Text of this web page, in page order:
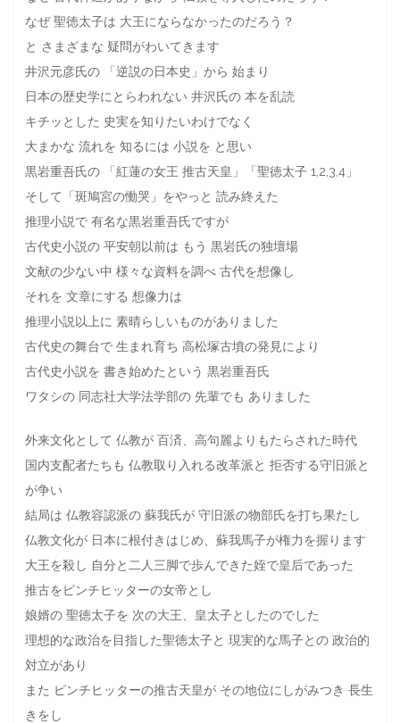
なぜ 聖徳太子は 大王にならなかったのだろう？
と さまざまな 疑問がわいてきます
井沢元彦氏の 「逆説の日本史」から 始まり
日本の歴史学にとらわれない 井沢氏の 本を乱読
キチッとした 史実を知りたいわけでなく
大まかな 流れを 知るには 小説を と思い
黒岩重吾氏の 「紅蓮の女王 推古天皇」「聖徳太子 1,2,3,4」
そして「斑鳩宮の慟哭」をやっと 読み終えた
推理小説で 有名な黒岩重吾氏ですが
古代史小説の 平安朝以前は もう 黒岩氏の独壇場
文献の少ない中 様々な資料を調べ 古代を想像し
それを 文章にする 想像力は
推理小説以上に 素晴らしいものがありました
古代史の舞台で 生まれ育ち 高松塚古墳の発見により
古代史小説を 書き始めたという 黒岩重吾氏
ワタシの 同志社大学法学部の 先輩でも ありました
外来文化として 仏教が 百済、高句麗よりもたらされた時代
国内支配者たちも 仏教取り入れる改革派と 拒否する守旧派と
が争い
結局は 仏教容認派の 蘇我氏が 守旧派の物部氏を打ち果たし
仏教文化が 日本に根付きはじめ、蘇我馬子が権力を握ります
大王を殺し 自分と二人三脚で歩んできた姪で皇后であった
推古をピンチヒッターの女帝とし
娘婿の 聖徳太子を 次の大王、皇太子としたのでした
理想的な政治を目指した聖徳太子と 現実的な馬子との 政治的
対立があり
また ピンチヒッターの推古天皇が その地位にしがみつき 長生
きをし